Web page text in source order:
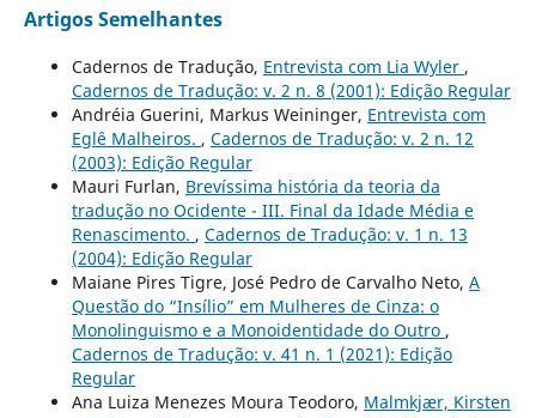
Artigos Semelhantes
Cadernos de Tradução, Entrevista com Lia Wyler ,
Cadernos de Tradução: v. 2 n. 8 (2001): Edição Regular
Andréia Guerini, Markus Weininger, Entrevista com
Eglê Malheiros. , Cadernos de Tradução: v. 2 n. 12
(2003): Edição Regular
Mauri Furlan, Brevíssima história da teoria da
tradução no Ocidente - III. Final da Idade Média e
Renascimento. , Cadernos de Tradução: v. 1 n. 13
(2004): Edição Regular
Maiane Pires Tigre, José Pedro de Carvalho Neto, A
Questão do “Insílio” em Mulheres de Cinza: o
Monolinguismo e a Monoidentidade do Outro ,
Cadernos de Tradução: v. 41 n. 1 (2021): Edição
Regular
Ana Luiza Menezes Moura Teodoro, Malmkjær, Kirsten